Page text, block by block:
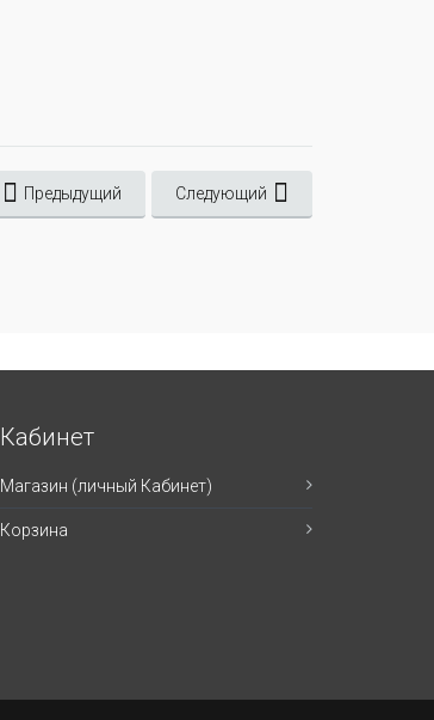
Предыдущий Следующий
Кабинет
Магазин (личный Кабинет)
Корзина